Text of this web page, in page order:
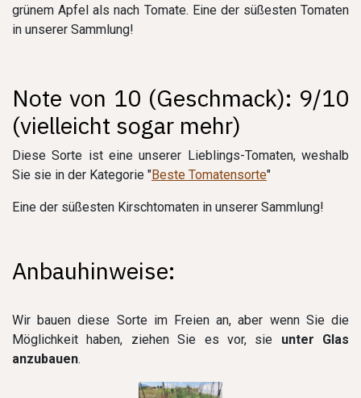
grünem Apfel als nach Tomate. Eine der süßesten Tomaten
in unserer Sammlung!
Note von 10 (Geschmack): 9/10
(vielleicht sogar mehr)
Diese Sorte ist eine unserer Lieblings-Tomaten, weshalb
Sie sie in der Kategorie "Beste Tomatensorte"
Eine der süßesten Kirschtomaten in unserer Sammlung!
Anbauhinweise:
Wir bauen diese Sorte im Freien an, aber wenn Sie die
Möglichkeit haben, ziehen Sie es vor, sie unter Glas
anzubauen.